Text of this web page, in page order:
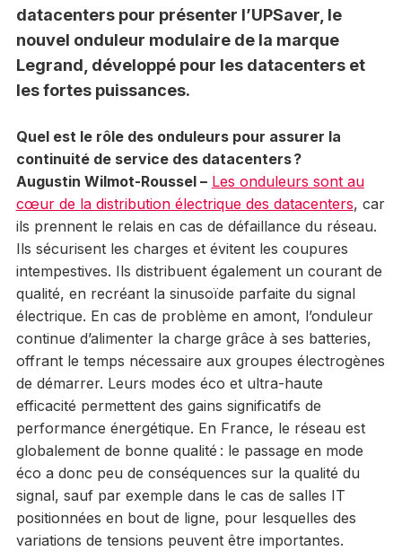
datacenters pour présenter l’UPSaver, le
nouvel onduleur modulaire de la marque
Legrand, développé pour les datacenters et
les fortes puissances.
Quel est le rôle des onduleurs pour assurer la
continuité de service des datacenters ?
Augustin Wilmot-Roussel – Les onduleurs sont au
cœur de la distribution électrique des datacenters, car
ils prennent le relais en cas de défaillance du réseau.
Ils sécurisent les charges et évitent les coupures
intempestives. Ils distribuent également un courant de
qualité, en recréant la sinusoïde parfaite du signal
électrique. En cas de problème en amont, l’onduleur
continue d’alimenter la charge grâce à ses batteries,
offrant le temps nécessaire aux groupes électrogènes
de démarrer. Leurs modes éco et ultra-haute
efficacité permettent des gains significatifs de
performance énergétique. En France, le réseau est
globalement de bonne qualité : le passage en mode
éco a donc peu de conséquences sur la qualité du
signal, sauf par exemple dans le cas de salles IT
positionnées en bout de ligne, pour lesquelles des
variations de tensions peuvent être importantes.